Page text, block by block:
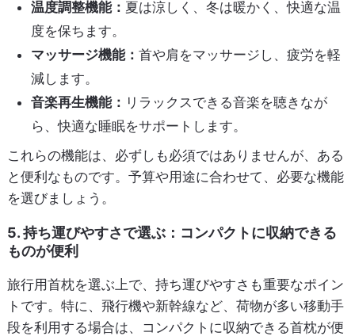
温度調整機能： 夏は涼しく、冬は暖かく、快適な温
度を保ちます。
マッサージ機能： 首や肩をマッサージし、疲労を軽
減します。
音楽再生機能： リラックスできる音楽を聴きなが
ら、快適な睡眠をサポートします。
これらの機能は、必ずしも必須ではありませんが、ある
と便利なものです。予算や用途に合わせて、必要な機能
を選びましょう。
5. 持ち運びやすさで選ぶ：コンパクトに収納できる
ものが便利
旅行用首枕を選ぶ上で、持ち運びやすさも重要なポイン
トです。特に、飛行機や新幹線など、荷物が多い移動手
段を利用する場合は、コンパクトに収納できる首枕が便